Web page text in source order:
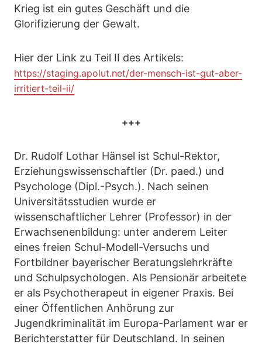
Krieg ist ein gutes Geschäft und die
Glorifizierung der Gewalt.
Hier der Link zu Teil II des Artikels:
https://staging.apolut.net/der-mensch-ist-gut-aber-
irritiert-teil-ii/
+++
Dr. Rudolf Lothar Hänsel ist Schul-Rektor,
Erziehungswissenschaftler (Dr. paed.) und
Psychologe (Dipl.-Psych.). Nach seinen
Universitätsstudien wurde er
wissenschaftlicher Lehrer (Professor) in der
Erwachsenenbildung: unter anderem Leiter
eines freien Schul-Modell-Versuchs und
Fortbildner bayerischer Beratungslehrkräfte
und Schulpsychologen. Als Pensionär arbeitete
er als Psychotherapeut in eigener Praxis. Bei
einer Öffentlichen Anhörung zur
Jugendkriminalität im Europa-Parlament war er
Berichterstatter für Deutschland. In seinen